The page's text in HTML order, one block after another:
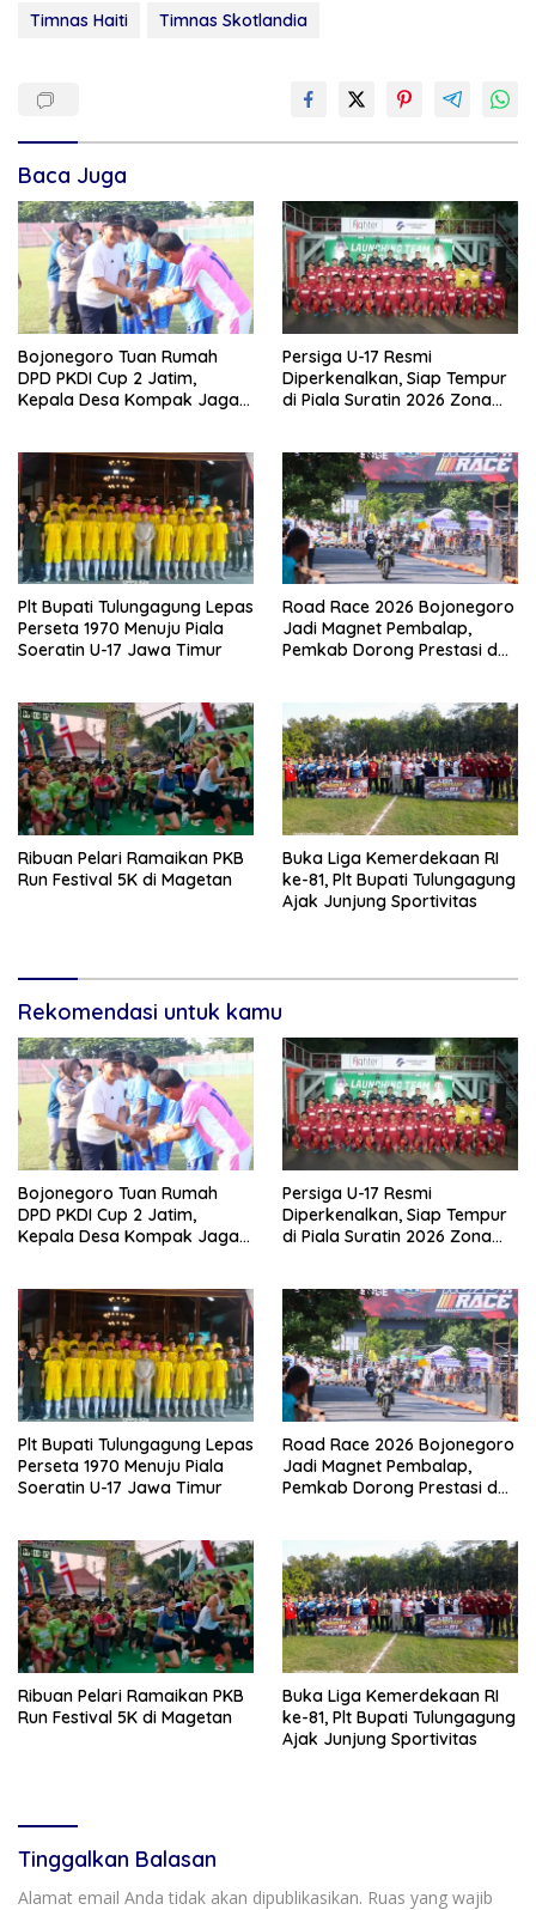
Timnas Haiti Timnas Skotlandia
Baca Juga
Bojonegoro Tuan Rumah
DPD PKDI Cup 2 Jatim,
Kepala Desa Kompak Jaga
Persiga U-17 Resmi
Diperkenalkan, Siap Tempur
di Piala Suratin 2026 Zona
Plt Bupati Tulungagung Lepas
Perseta 1970 Menuju Piala
Soeratin U-17 Jawa Timur
Road Race 2026 Bojonegoro
Jadi Magnet Pembalap,
Pemkab Dorong Prestasi dan
Ribuan Pelari Ramaikan PKB
Run Festival 5K di Magetan
Buka Liga Kemerdekaan RI
ke-81, Plt Bupati Tulungagung
Ajak Junjung Sportivitas
Rekomendasi untuk kamu
Bojonegoro Tuan Rumah
DPD PKDI Cup 2 Jatim,
Kepala Desa Kompak Jaga
Persiga U-17 Resmi
Diperkenalkan, Siap Tempur
di Piala Suratin 2026 Zona
Plt Bupati Tulungagung Lepas
Perseta 1970 Menuju Piala
Soeratin U-17 Jawa Timur
Road Race 2026 Bojonegoro
Jadi Magnet Pembalap,
Pemkab Dorong Prestasi dan
Ribuan Pelari Ramaikan PKB
Run Festival 5K di Magetan
Buka Liga Kemerdekaan RI
ke-81, Plt Bupati Tulungagung
Ajak Junjung Sportivitas
Tinggalkan Balasan
Alamat email Anda tidak akan dipublikasikan. Ruas yang wajib